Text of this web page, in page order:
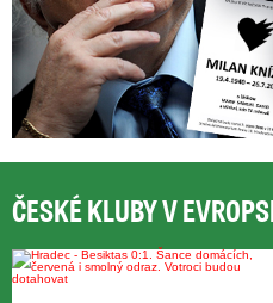
ČESKÉ KLUBY V